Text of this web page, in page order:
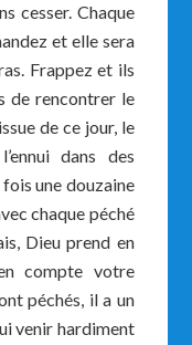
cesser. Chaque
et elle sera
Frappez et ils
de rencontrer le
de ce jour, le
dans des
une douzaine
chaque péché
Dieu prend en
compte votre
péchés, il a un
venir hardiment